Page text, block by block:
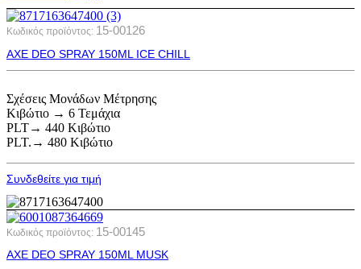
Κωδικός προϊόντος: 15-00126
AXE DEO SPRAY 150ML ICE CHILL
Σχέσεις Μονάδων Μέτρησης
Κιβώτιο → 6 Τεμάχια
PLT→ 440 Κιβώτιο
PLT.→ 480 Κιβώτιο
Συνδεθείτε για τιμή
Κωδικός προϊόντος: 15-00145
AXE DEO SPRAY 150ML MUSK